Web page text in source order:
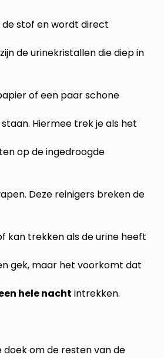
de stof en wordt direct
de urinekristallen die diep in
of een paar schone
staan. Hiermee trek je als het
op de ingedroogde
Deze reinigers breken de
kan trekken als de urine heeft
gek, maar het voorkomt dat
hele nacht intrekken.
om de resten van de